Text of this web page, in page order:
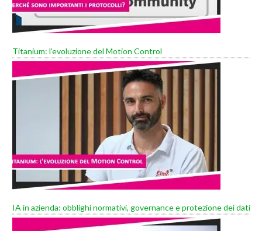
Titanium: l’evoluzione del Motion Control
IA in azienda: obblighi normativi, governance e protezione dei dati